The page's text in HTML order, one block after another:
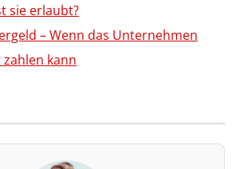
sie erlaubt?
– Wenn das Unternehmen
kann